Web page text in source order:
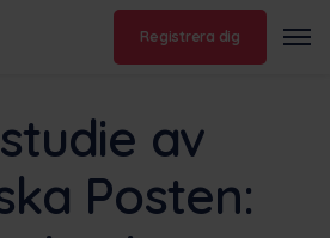
Registrera dig
av
Posten: